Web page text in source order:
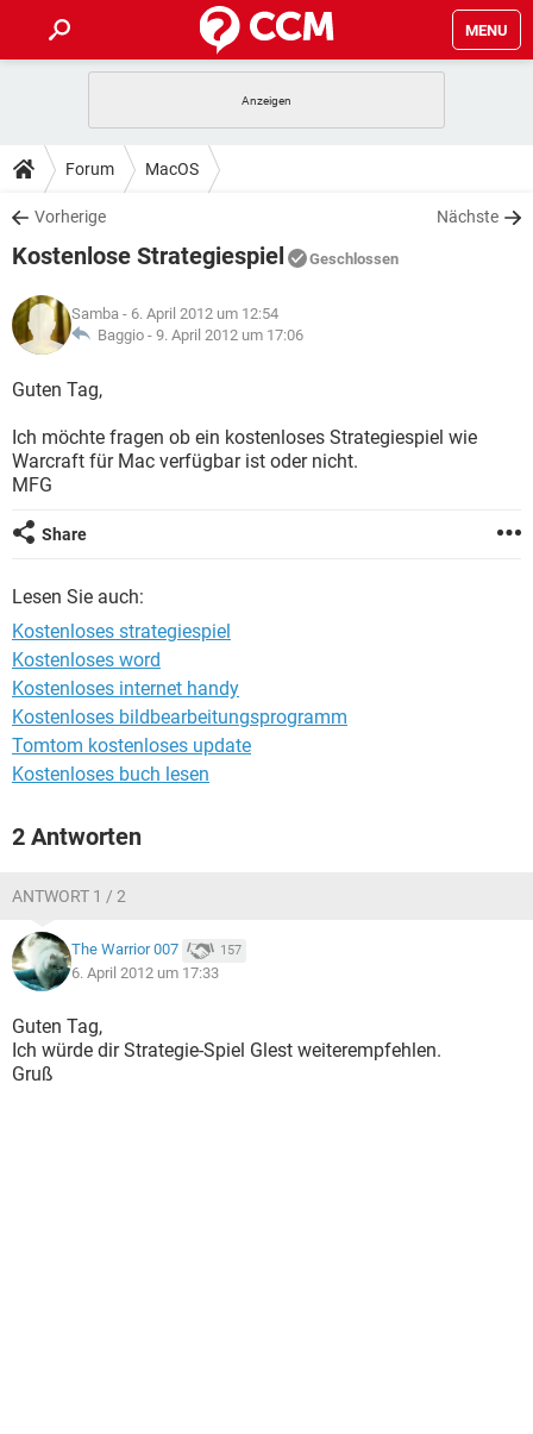
MENU
ANDROID
WINDOWS 10
WHATSAPP TIKTOK
FACEBOOK
TIPPS & TRICKS
SPIELE
WHATSAPP
FACEBOOK
DOWNLOADS
SPIELE STREAMING
ANDROID
WINDOWS 10 INSTAGRAM
WHATSAPP
SPIELE
ANDROID
WINDOWS 10
WHATSAPP TIKTOK
FACEBOOK
LEXIKON
SPIELE
WINDOWS 10 INSTAGRAM
FACEBOOK
Forum MacOS
Vorherige Nächste
Kostenlose Strategiespiel Geschlossen
Samba - 6. April 2012 um 12:54
Baggio - 9. April 2012 um 17:06
Guten Tag,
Ich möchte fragen ob ein kostenloses Strategiespiel wie
Warcraft für Mac verfügbar ist oder nicht.
MFG
Share
Lesen Sie auch:
Kostenloses strategiespiel
Kostenloses word
Kostenloses internet handy
Kostenloses bildbearbeitungsprogramm
Tomtom kostenloses update
Kostenloses buch lesen
2 Antworten
ANTWORT 1 / 2
The Warrior 007 157
6. April 2012 um 17:33
Guten Tag,
Ich würde dir Strategie-Spiel Glest weiterempfehlen.
Gruß